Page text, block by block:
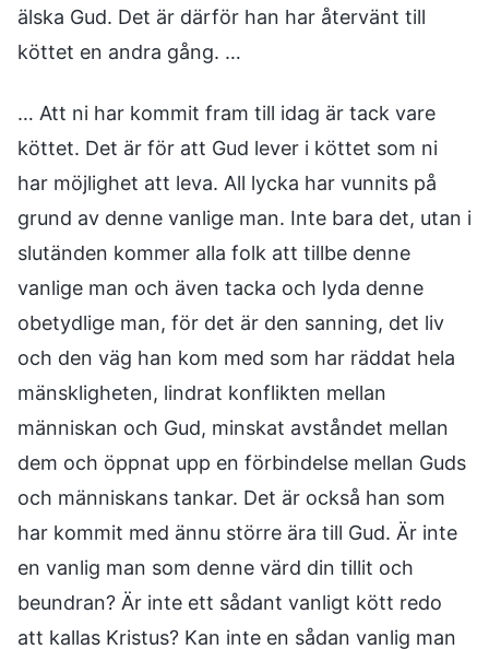
älska Gud. Det är därför han har återvänt till
köttet en andra gång. …
… Att ni har kommit fram till idag är tack vare
köttet. Det är för att Gud lever i köttet som ni
har möjlighet att leva. All lycka har vunnits på
grund av denne vanlige man. Inte bara det, utan i
slutänden kommer alla folk att tillbe denne
vanlige man och även tacka och lyda denne
obetydlige man, för det är den sanning, det liv
och den väg han kom med som har räddat hela
mänskligheten, lindrat konflikten mellan
människan och Gud, minskat avståndet mellan
dem och öppnat upp en förbindelse mellan Guds
och människans tankar. Det är också han som
har kommit med ännu större ära till Gud. Är inte
en vanlig man som denne värd din tillit och
beundran? Är inte ett sådant vanligt kött redo
att kallas Kristus? Kan inte en sådan vanlig man